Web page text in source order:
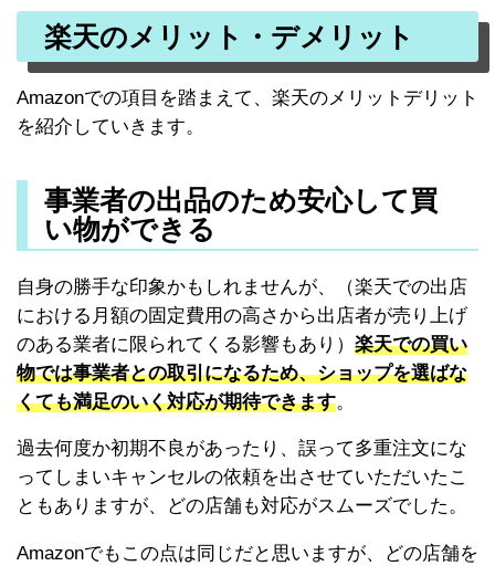
楽天のメリット・デメリット
Amazonでの項目を踏まえて、楽天のメリットデリット
を紹介していきます。
事業者の出品のため安心して買
い物ができる
自身の勝手な印象かもしれませんが、（楽天での出店
における月額の固定費用の高さから出店者が売り上げ
のある業者に限られてくる影響もあり） 楽天での買い
物では事業者との取引になるため、ショップを選ばな
くても満足のいく対応が期待できます。
過去何度か初期不良があったり、誤って多重注文にな
ってしまいキャンセルの依頼を出させていただいたこ
ともありますが、どの店舗も対応がスムーズでした。
Amazonでもこの点は同じだと思いますが、どの店舗を